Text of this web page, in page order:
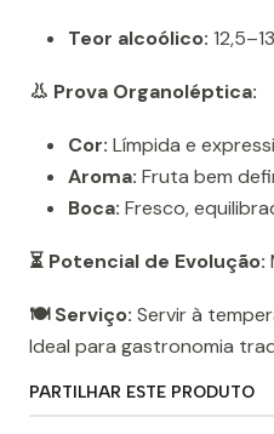
Teor alcoólico:
👃 Prova Organoléptica:
Cor: Límpida e
Aroma: Fruta bem
Boca: Fresco,
⏳ Potencial de Evolução:
🍽️ Serviço: Servir à
Ideal para gastronomia
PARTILHAR ESTE PRODUTO